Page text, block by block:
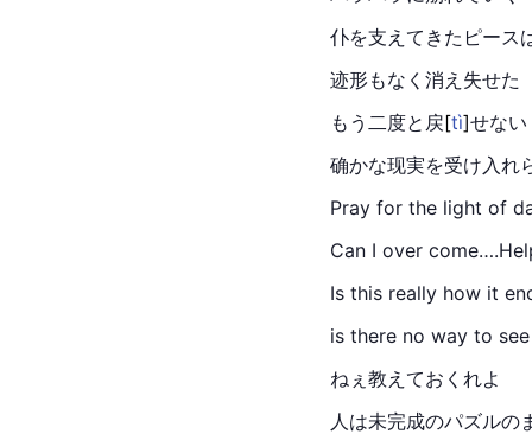
仆を支えてきたピース
迹形もなく消え失せた
もう二度と 戻[tì]せない
确かな现実を受け入れ
Pray for the light of
Can I over
Is this really how it
is there no way to
ねぇ教えておくれよ
人は未完成のパズルの